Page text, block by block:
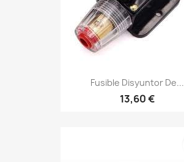
Fusible Disyuntor De...
13,60 €